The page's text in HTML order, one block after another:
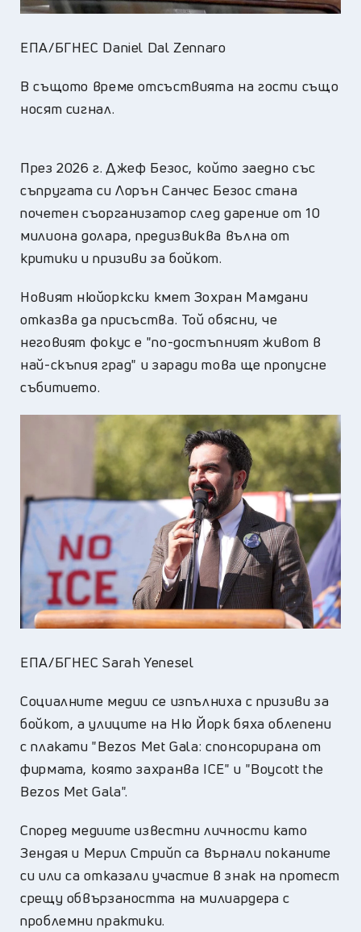
ЕПА/БГНЕС Daniel Dal Zennaro
В същото време отсъствията на гости също
носят сигнал.
През 2026 г. Джеф Безос, който заедно със
съпругата си Лорън Санчес Безос стана
почетен съорганизатор след дарение от 10
милиона долара, предизвиква вълна от
критики и призиви за бойкот.
Новият нюйоркски кмет Зохран Мамдани
отказва да присъства. Той обясни, че
неговият фокус е "по-достъпният живот в
най-скъпия град" и заради това ще пропусне
събитието.
ЕПА/БГНЕС Sarah Yenesel
Социалните медии се изпълниха с призиви за
бойкот, а улиците на Ню Йорк бяха облепени
с плакати "Bezos Met Gala: спонсорирана от
фирмата, която захранва ICE" и "Boycott the
Bezos Met Gala".
Според медиите известни личности като
Зендая и Мерил Стрийп са върнали поканите
си или са отказали участие в знак на протест
срещу обвързаността на милиардера с
проблемни практики.